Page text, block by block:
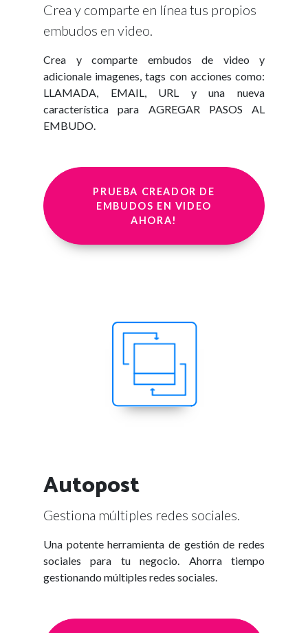
Crea y comparte en línea tus propios
embudos en video.
Crea y comparte embudos de video y
adicionale imagenes, tags con acciones como:
LLAMADA, EMAIL, URL y una nueva
característica para AGREGAR PASOS AL
EMBUDO.
PRUEBA CREADOR DE
EMBUDOS EN VIDEO
AHORA!
Autopost
Gestiona múltiples redes sociales.
Una potente herramienta de gestión de redes
sociales para tu negocio. Ahorra tiempo
gestionando múltiples redes sociales.